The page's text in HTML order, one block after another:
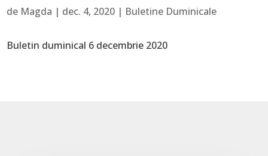
de Magda | dec. 4, 2020 | Buletine Duminicale
Buletin duminical 6 decembrie 2020